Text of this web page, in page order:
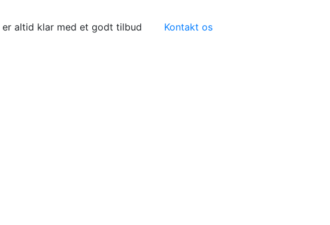
er altid klar med et godt tilbud Kontakt os